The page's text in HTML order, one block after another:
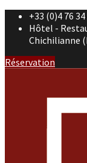
+33 (0)4 76
Hôtel -
Chichilianne
Réservation